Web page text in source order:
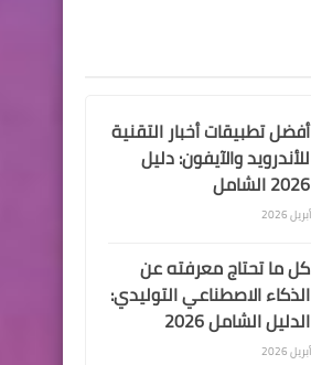
أفضل تطبيقات أخبار التقنية
للأندرويد والآيفون: دليل
2026 الشامل
كل ما تحتاج معرفته عن
الذكاء الاصطناعي التوليدي:
الدليل الشامل 2026